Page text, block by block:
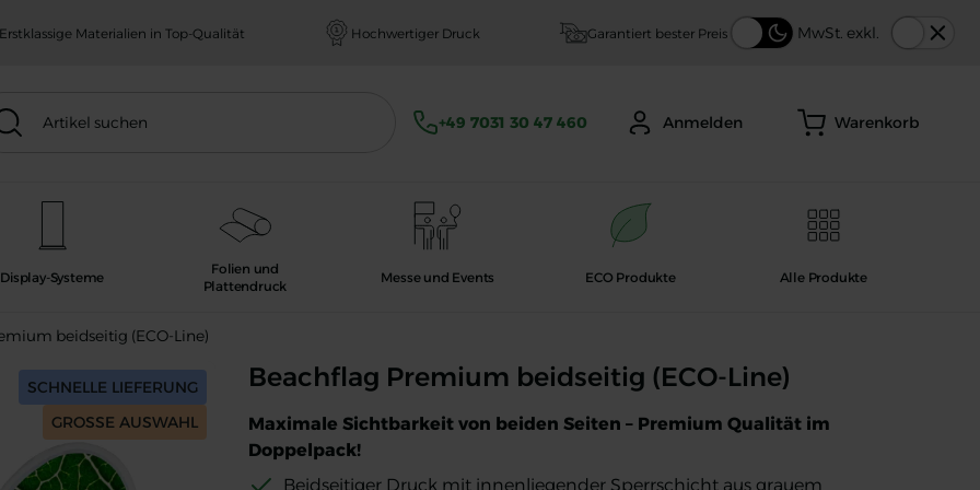
+49 7031 30 47 460
Anmelden Warenkorb
Display-Systeme
Folien und
Plattendruck
Messe und Events ECO Produkte Alle Produkte
MwSt. exkl.
Thema
Erstklassige Materialien in Top-Qualität Hochwertiger Druck Garantiert bester Preis
beidseitig (ECO-Line)
Beachflag Premium beidseitig (ECO-Line)
SCHNELLE LIEFERUNG
GROSSE AUSWAHL
Beachflag Premium beidseitig (ECO-Line)
Maximale Sichtbarkeit von beiden Seiten – Premium Qualität im
Doppelpack!
Beidseitiger Druck mit innenliegender Sperrschicht aus grauem